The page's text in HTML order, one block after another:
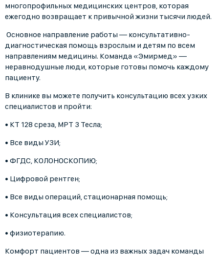
многопрофильных медицинских центров, которая
ежегодно возвращает к привычной жизни тысячи людей.
Основное направление работы — консультативно-
диагностическая помощь взрослым и детям по всем
направлениям медицины. Команда «Эмирмед» —
неравнодушные люди, которые готовы помочь каждому
пациенту.
В клинике вы можете получить консультацию всех узких
специалистов и пройти:
• КТ 128 среза, МРТ 3 Тесла;
• Все виды УЗИ;
• ФГДС, КОЛОНОСКОПИЮ;
• Цифровой рентген;
• Все виды операций, стационарная помощь;
• Консультация всех специалистов;
• физиотерапию.
Комфорт пациентов — одна из важных задач команды